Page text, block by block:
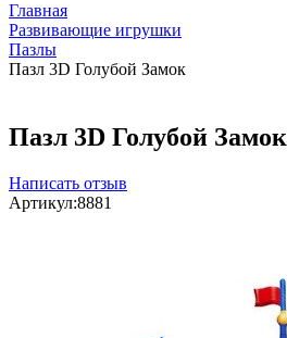
Главная
Развивающие игрушки
Пазлы
Пазл 3D Голубой Замок
Пазл 3D Голубой Замок
Написать отзыв
Артикул:8881